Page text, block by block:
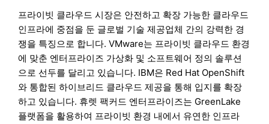
프라이빗 클라우드 시장은 안전하고 확장 가능한 클라우드
인프라에 중점을 둔 글로벌 기술 제공업체 간의 강력한 경
쟁을 특징으로 합니다. VMware는 프라이빗 클라우드 환경
에 맞춘 엔터프라이즈 가상화 및 소프트웨어 정의 솔루션
으로 선두를 달리고 있습니다. IBM은 Red Hat OpenShift
와 통합된 하이브리드 클라우드 제공을 통해 입지를 확장
하고 있습니다. 휴렛 팩커드 엔터프라이즈는 GreenLake
플랫폼을 활용하여 프라이빗 환경 내에서 유연한 인프라